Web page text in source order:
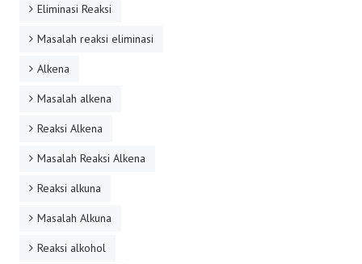
Eliminasi Reaksi
Masalah reaksi eliminasi
Alkena
Masalah alkena
Reaksi Alkena
Masalah Reaksi Alkena
Reaksi alkuna
Masalah Alkuna
Reaksi alkohol